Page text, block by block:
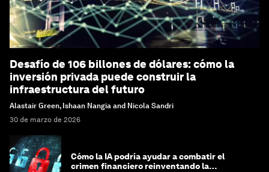
Desafío de 106 billones de dólares: cómo la
inversión privada puede construir la
infraestructura del futuro
Alastair Green, Ishaan Nangia and Nicola Sandri
30 de marzo de 2026
Cómo la IA podría ayudar a combatir el
crimen financiero reinventando la